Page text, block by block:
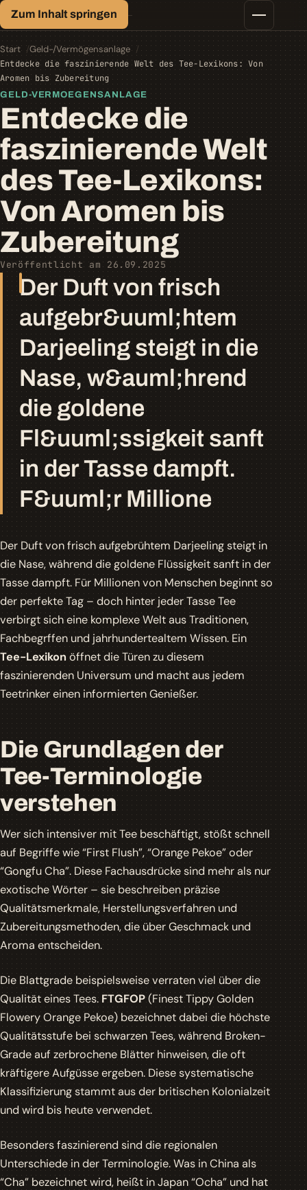
Zum Inhalt springen
Finanz-Lexikon
Geld, einfach erklärt.
Finanztipps
Kredite
Geld-/Vermögensanlage
Krypto
Steuern
Start Geld-/Vermögensanlage
Entdecke die faszinierende Welt des Tee-Lexikons: Von
Aromen bis Zubereitung
GELD-VERMOEGENSANLAGE
Entdecke die
faszinierende Welt
des Tee-Lexikons:
Von Aromen bis
Zubereitung
Veröffentlicht am 26.09.2025
Der Duft von frisch
aufgebr&uuml;htem
Darjeeling steigt in die
Nase, w&auml;hrend
die goldene
Fl&uuml;ssigkeit sanft
in der Tasse dampft.
F&uuml;r Millione
Der Duft von frisch aufgebrühtem Darjeelingsteigt in
die Nase, während die goldene Flüssigkeit sanft in der
Tasse dampft. Für Millionen von Menschen beginnt so
der perfekte Tag – doch hinter jeder Tasse Tee
verbirgt sich eine komplexe Welt aus Traditionen,
Fachbegrffen und jahrhundertealtem Wissen. Ein
Tee-Lexikon öffnet die Türen zu diesem
faszinierenden Universum und macht aus jedem
Teetrinker einen informierten Genießer.
Die Grundlagen der
Tee-Terminologie
verstehen
Wer sich intensiver mit Tee beschäftigt, stößt schnell
auf Begriffe wie“First Flush”,“Orange Pekoe”oder
“Gongfu Cha”. Diese Fachausdrücke sind mehr als nur
exotische Wörter – sie beschreiben präzise
Qualitätsmerkmale, Herstellungsverfahren und
Zubereitungsmethoden, die über Geschmack und
Aroma entscheiden.
Die Blattgrade beispielsweise verraten viel über die
Qualität eines Tees. FTGFOP(Finest Tippy Golden
Flowery Orange Pekoe) bezeichnet dabei die höchste
Qualitätsstufe bei schwarzen Tees, währendBroken-
Grade auf zerbrochene Blätter hinweisen, die oft
kräftigere Aufgüsse ergeben. Diese systematische
Klassifizierung stammt aus der britischen Kolonialzeit
und wird bis heute verwendet.
Besonders faszinierend sind die regionalen
Unterschiede in der Terminologie. Was in China als
“Cha”bezeichnet wird, heißt in Japan“Ocha”und hat